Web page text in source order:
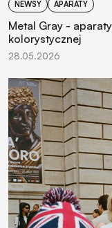
NEWSY APARATY
Metal Gray -
kolorystycznej
28.05.2026